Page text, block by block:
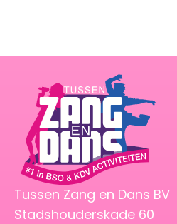
Tussen Zang en Dans BV
Stadshouderskade 60